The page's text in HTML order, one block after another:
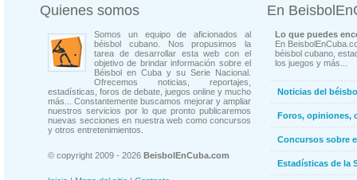
Quienes somos
Somos un equipo de aficionados al
béisbol cubano. Nos propusimos la
tarea de desarrollar esta web con el
objetivo de brindar información sobre el
Béisbol en Cuba y su Serie Nacional.
Ofrecemos noticias, reportajes,
estadísticas, foros de debate, juegos online y mucho
más... Constantemente buscamos mejorar y ampliar
nuestros servicios por lo que pronto publicaremos
nuevas secciones en nuestra web como concursos
y otros entretenimientos.
© copyright 2009 - 2026 BeisbolEnCuba.com
En
Lo que puedes
En
béisbol cubano,
los juegos y más...
Noticias del
Foros, opiniones,
Concursos sobre
Estadísticas de la